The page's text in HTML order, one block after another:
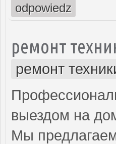
odpowiedz
ремонт
ремонт
выездом на
Мы